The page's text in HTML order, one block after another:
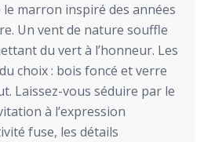
marron inspiré des années
Un vent de nature souffle
du vert à l’honneur. Les
choix : bois foncé et verre
Laissez-vous séduire par le
à l’expression
fuse, les détails